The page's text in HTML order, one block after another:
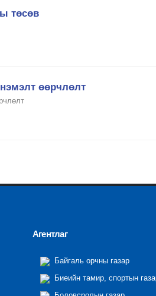
төсөв
өөрчлөлт
Агентлаг
Байгаль орчны газар
Биеийн тамир, спортын